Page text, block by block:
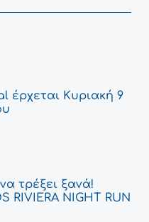
έρχεται Κυριακή 9
τρέξει ξανά!
RIVIERA NIGHT RUN